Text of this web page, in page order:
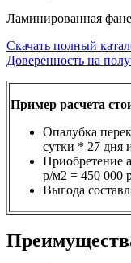
Ламинированная
Скачать полный
Доверенность на
Пример расчета
Опалубка
сутки * 27 дня
Приобретение
р/м2 = 450 000
Выгода